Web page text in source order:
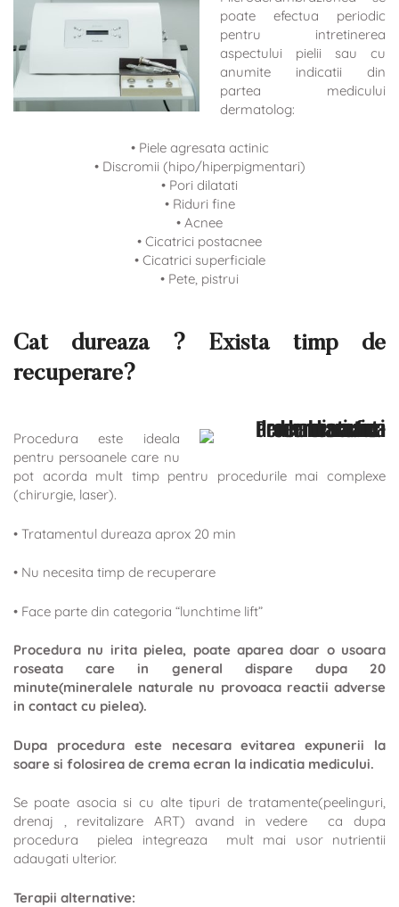
poate efectua periodic
pentru intretinerea
aspectului pielii sau cu
anumite indicatii din
partea medicului
dermatolog:
• Piele agresata actinic
• Discromii (hipo/hiperpigmentari)
• Pori dilatati
• Riduri fine
• Acnee
• Cicatrici postacnee
• Cicatrici superficiale
• Pete, pistrui
Cat dureaza ? Exista timp de
recuperare?
Procedura este ideala
pentru persoanele care nu
pot acorda mult timp pentru procedurile mai complexe
(chirurgie, laser).
• Tratamentul dureaza aprox 20 min
• Nu necesita timp de recuperare
• Face parte din categoria “lunchtime lift”
Procedura nu irita pielea, poate aparea doar o usoara
roseata care in general dispare dupa 20
minute(mineralele naturale nu provoaca reactii adverse
in contact cu pielea).
Dupa procedura este necesara evitarea expunerii la
soare si folosirea de crema ecran la indicatia medicului.
Se poate asocia si cu alte tipuri de tratamente(peelinguri,
drenaj , revitalizare ART) avand in vedere ca dupa
procedura pielea integreaza mult mai usor nutrientii
adaugati ulterior.
Terapii alternative: